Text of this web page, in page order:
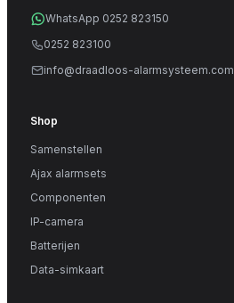
WhatsApp 0252 823150
0252 823100
info@draadloos-alarmsysteem.com
Shop
Samenstellen
Ajax alarmsets
Componenten
IP-camera
Batterijen
Data-simkaart